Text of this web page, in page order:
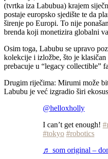
(tvrtka iza Labubua) krajem
postaje europsko sjedište te da
širenje po Europi. To nije
brenda koji monetizira globalni
Osim toga, Labubu se upravo
kolekcije i izložbe, što je klasičan
prebacuje u “legacy collectible”
Drugim riječima: Mirumi može
Labubu je već izgradio širi
@helloxholly
I can’t get enough!
#tokyo #robotics
♬ som original –